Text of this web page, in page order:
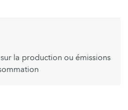
la production ou émissions